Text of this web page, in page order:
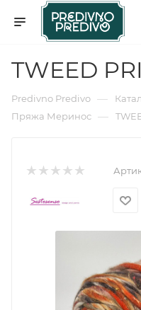
TWEED
Predivno Predivo —
Пряжа Меринос —